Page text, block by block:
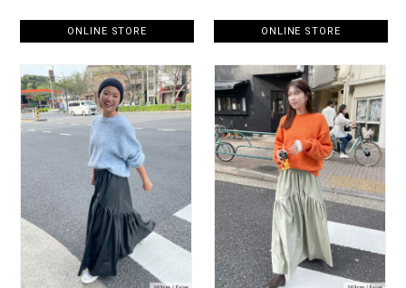
ONLINE STORE ONLINE STORE